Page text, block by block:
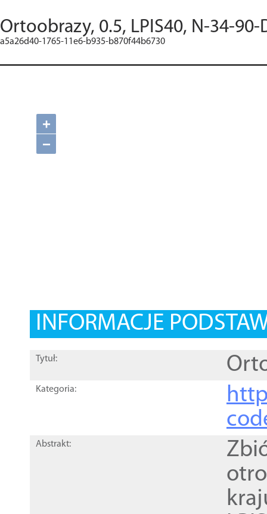
Ortoobrazy, 0.5, LPIS40, N-34-
a5a26d40-1765-11e6-b935-b870f44b6730
+
−
INFORMACJE
Tytuł:
Kategoria:
Abstrakt: